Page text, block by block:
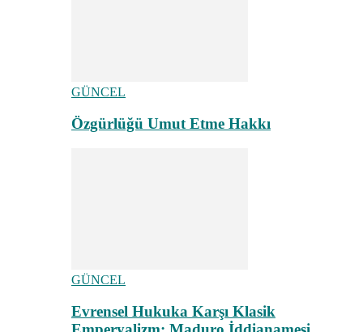
GÜNCEL
Özgürlüğü Umut Etme Hakkı
GÜNCEL
Evrensel Hukuka Karşı Klasik